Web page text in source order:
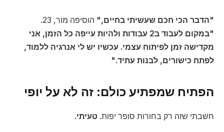
"הדבר הכי חכם שעשיתי בחיים," הוסיפה מור, 23.
"במקום לעבוד ב2 עבודות ולהיות עייפה כל הזמן, אני
מקדישה זמן לפיתוח עצמי. עכשיו יש לי אנרגיה ללמוד,
לפתח כישורים, לבנות עתיד."
הפתיח שמפתיע כולם: זה לא על יופי
חשבתי שזה רק בחורות סופר יפות. טעיתי.